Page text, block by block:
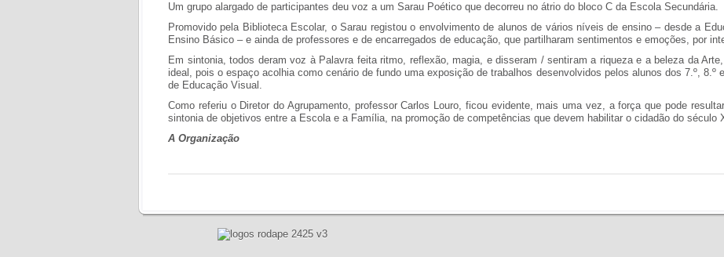
Um grupo alargado de participantes deu voz a um Sarau Poético que decorreu no átrio do bloco C da Escola Secundária.
Promovido pela Biblioteca Escolar, o Sarau registou o envolvimento de alunos de vários níveis de ensino – desde a
Ensino Básico – e ainda de professores e de encarregados de educação, que partilharam sentimentos e emoções, por
Em sintonia, todos deram voz à Palavra feita ritmo, reflexão, magia, e disseram / sentiram a riqueza e a beleza da
ideal, pois o espaço acolhia como cenário de fundo uma exposição de trabalhos desenvolvidos pelos alunos dos 7.º, 8.º
de Educação Visual.
Como referiu o Diretor do Agrupamento, professor Carlos Louro, ficou evidente, mais uma vez, a força que pode
sintonia de objetivos entre a Escola e a Família, na promoção de competências que devem habilitar o cidadão do século
A Organização